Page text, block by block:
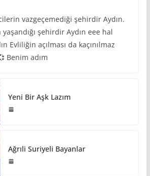
vazgeçemediği şehirdir Aydın.
yaşandığı şehirdir Aydın eee hal
Evliliğin açılması da kaçınılmaz
Benim adım
Yeni Bir Aşk Lazım
Ağrıli Suriyeli Bayanlar